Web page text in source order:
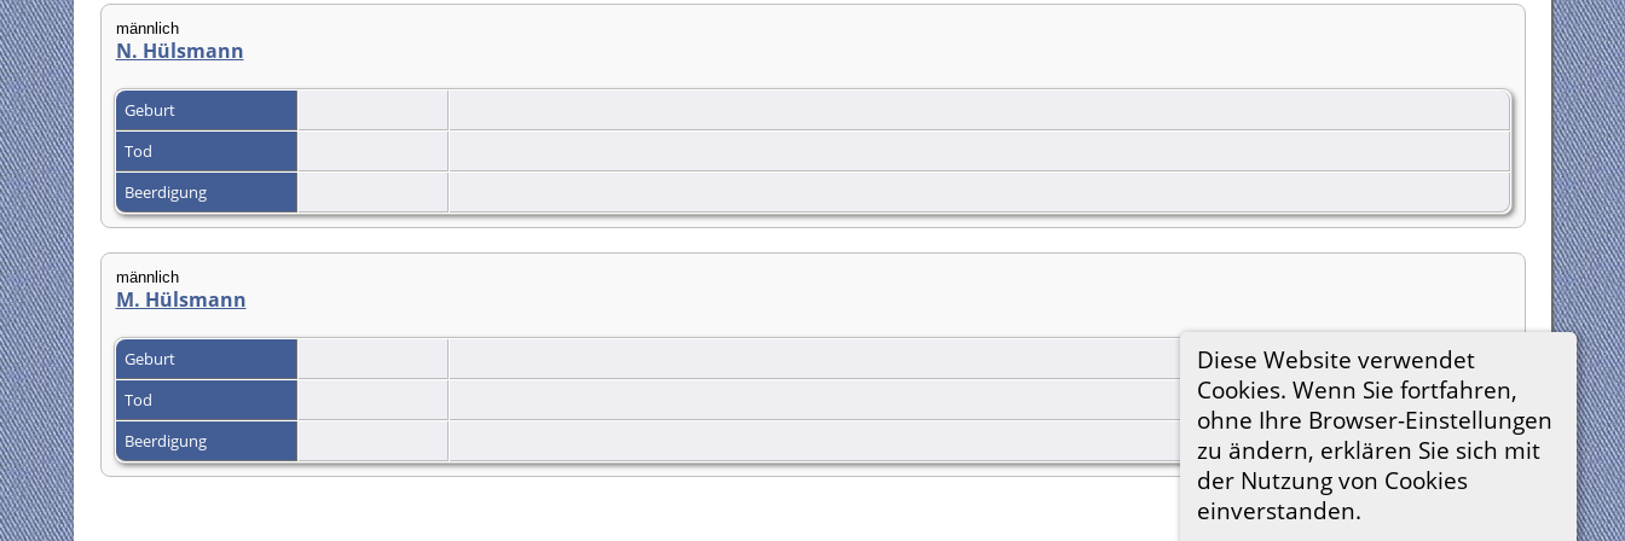
Diese Website verwendet
Cookies. Wenn Sie fortfahren,
ohne Ihre Browser-Einstellungen
zu ändern, erklären Sie sich mit
der Nutzung von Cookies
einverstanden.
männlich
N. Hülsmann
Geburt
Tod
Beerdigung
männlich
M. Hülsmann
Geburt
Tod
Beerdigung